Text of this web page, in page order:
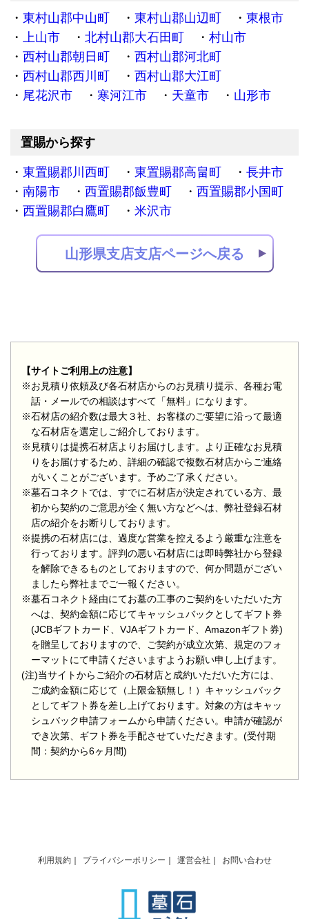
東村山郡中山町 東村山郡山辺町
東根市
上山市
北村山郡大石田町
村山市
西村山郡朝日町
西村山郡河北町
西村山郡西川町
西村山郡大江町
尾花沢市
寒河江市 天童市 山形市
置賜から探す
東置賜郡川西町 東置賜郡高畠町
長井市
南陽市
西置賜郡飯豊町
西置賜郡小国町
西置賜郡白鷹町
米沢市
山形県支店支店ページへ戻る
【サイトご利用上の注意】
※お見積り依頼及び各石材店からのお見積り提示、各種お電
話・メールでの相談はすべて「無料」になります。
※石材店の紹介数は最大３社、お客様のご要望に沿って最適
な石材店を選定しご紹介しております。
※見積りは提携石材店よりお届けします。より正確なお見積
りをお届けするため、詳細の確認で複数石材店からご連絡
がいくことがございます。予めご了承ください。
※墓石コネクトでは、すでに石材店が決定されている方、最
初から契約のご意思が全く無い方などへは、弊社登録石材
店の紹介をお断りしております。
※提携の石材店には、過度な営業を控えるよう厳重な注意を
行っております。評判の悪い石材店には即時弊社から登録
を解除できるものとしておりますので、何か問題がござい
ましたら弊社までご一報ください。
※墓石コネクト経由にてお墓の工事のご契約をいただいた方
へは、契約金額に応じてキャッシュバックとしてギフト券
(JCBギフトカード、VJAギフトカード、Amazonギフト券)
を贈呈しておりますので、ご契約が成立次第、規定のフォ
ーマットにて申請くださいますようお願い申し上げます。
(注)当サイトからご紹介の石材店と成約いただいた方には、
ご成約金額に応じて（上限金額無し！）キャッシュバック
としてギフト券を差し上げております。対象の方はキャッ
シュバック申請フォームから申請ください。申請が確認が
でき次第、ギフト券を手配させていただきます。(受付期
間：契約から6ヶ月間)
利用規約 プライバシーポリシー 運営会社 お問い合わせ